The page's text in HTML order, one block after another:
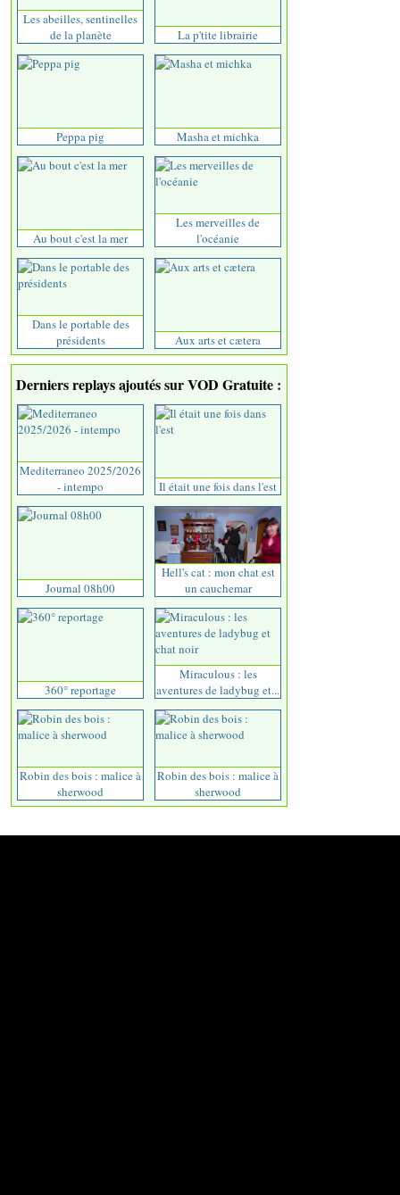
Les abeilles, sentinelles
de la planète
La p'tite librairie
Peppa pig Masha et michka
Au bout c'est la mer
Les merveilles de
l'océanie
Dans le portable des
présidents
Aux arts et cætera
Derniers replays ajoutés sur VOD Gratuite :
Mediterraneo 2025/2026
- intempo
Il était une fois dans l'est
Journal 08h00
Hell's cat : mon chat est
un cauchemar
360° reportage
Miraculous : les
aventures de ladybug et...
Robin des bois : malice à
sherwood
Robin des bois : malice à
sherwood